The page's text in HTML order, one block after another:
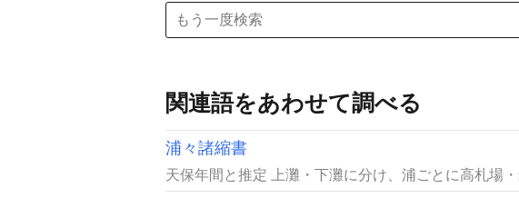
関連語をあわせて調べる
浦々諸縮書
天保年間と推定 上灘・下灘に分け、浦ごとに高札場